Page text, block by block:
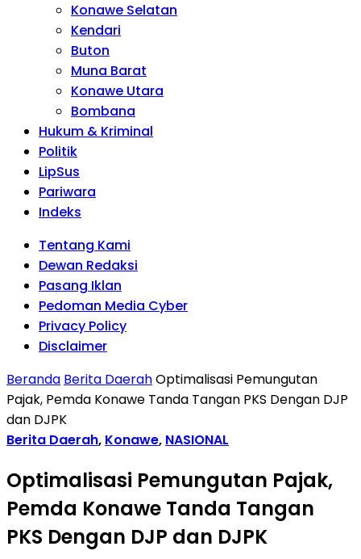
Konawe Selatan
Kendari
Buton
Muna Barat
Konawe Utara
Bombana
Hukum & Kriminal
Politik
LipSus
Pariwara
Indeks
Tentang Kami
Dewan Redaksi
Pasang Iklan
Pedoman Media Cyber
Privacy Policy
Disclaimer
Beranda Berita DaerahOptimalisasi Pemungutan
Pajak, Pemda Konawe Tanda Tangan PKS Dengan DJP
dan DJPK
Berita Daerah, Konawe, NASIONAL
Optimalisasi Pemungutan Pajak,
Pemda Konawe Tanda Tangan
PKS Dengan DJP dan DJPK